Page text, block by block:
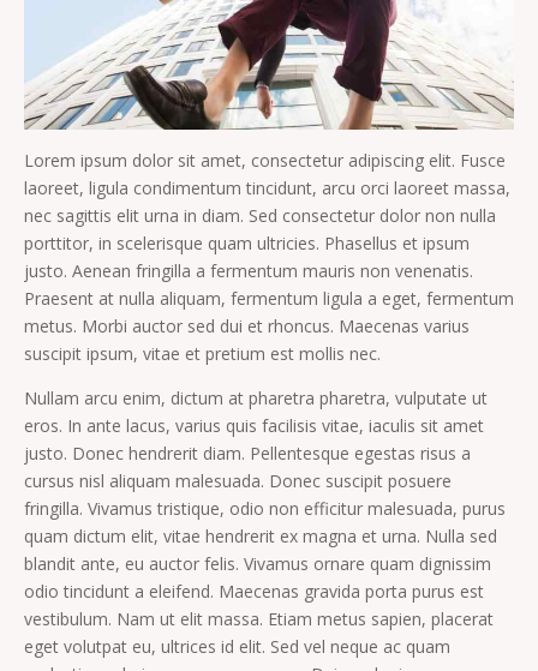
Lorem ipsum dolor sit amet, consectetur adipiscing elit. Fusce
laoreet, ligula condimentum tincidunt, arcu orci laoreet massa,
nec sagittis elit urna in diam. Sed consectetur dolor non nulla
porttitor, in scelerisque quam ultricies. Phasellus et ipsum
justo. Aenean fringilla a fermentum mauris non venenatis.
Praesent at nulla aliquam, fermentum ligula a eget, fermentum
metus. Morbi auctor sed dui et rhoncus. Maecenas varius
suscipit ipsum, vitae et pretium est mollis nec.
Nullam arcu enim, dictum at pharetra pharetra, vulputate ut
eros. In ante lacus, varius quis facilisis vitae, iaculis sit amet
justo. Donec hendrerit diam. Pellentesque egestas risus a
cursus nisl aliquam malesuada. Donec suscipit posuere
fringilla. Vivamus tristique, odio non efficitur malesuada, purus
quam dictum elit, vitae hendrerit ex magna et urna. Nulla sed
blandit ante, eu auctor felis. Vivamus ornare quam dignissim
odio tincidunt a eleifend. Maecenas gravida porta purus est
vestibulum. Nam ut elit massa. Etiam metus sapien, placerat
eget volutpat eu, ultrices id elit. Sed vel neque ac quam